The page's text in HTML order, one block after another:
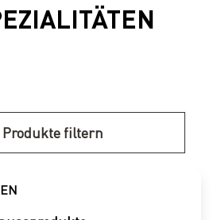
Produkte filtern